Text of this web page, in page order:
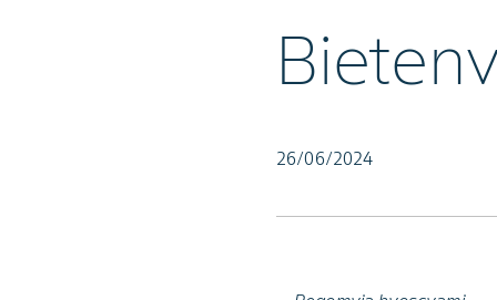
26/06/2024